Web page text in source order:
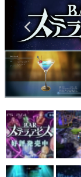
ゲ
「経
の起
イニ
カテゴ
特集記事
マンガ
女性向け
アプリレビュー